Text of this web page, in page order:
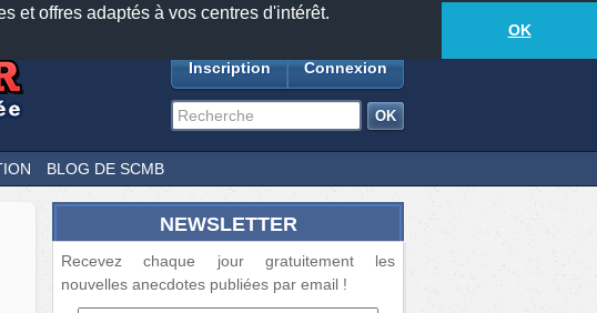
et offres adaptés à vos centres d'intérêt.
OK
Facebook
TwitterFeeds18881anecdotes-508lecteurs connectés
Inscription Connexion
BLOG DE SCMB
NEWSLETTER
Recevez chaque jour gratuitement les
nouvelles anecdotes publiées par email !